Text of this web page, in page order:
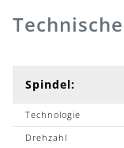
Spindel:
Technologie
Drehzahl